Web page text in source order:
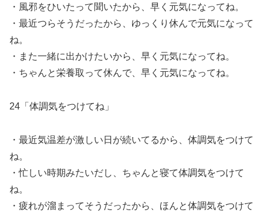
・風邪をひいたって聞いたから、早く元気になってね。
・最近つらそうだったから、ゆっくり休んで元気になって
ね。
・また一緒に出かけたいから、早く元気になってね。
・ちゃんと栄養取って休んで、早く元気になってね。
24「体調気をつけてね」
・最近気温差が激しい日が続いてるから、体調気をつけて
ね。
・忙しい時期みたいだし、ちゃんと寝て体調気をつけて
ね。
・疲れが溜まってそうだったから、ほんと体調気をつけて